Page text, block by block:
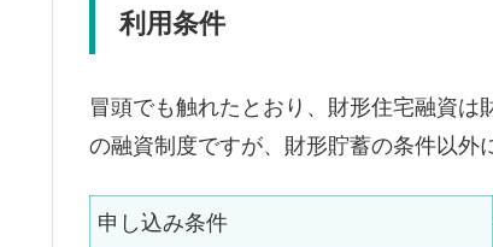
利用条件
冒頭でも触れたとおり、財形住宅融資
の融資制度ですが、財形貯蓄の条件以外
申し込み条件